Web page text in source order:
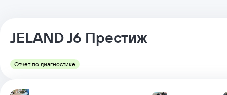
JELANDJ6 Престиж
Отчет по диагностике